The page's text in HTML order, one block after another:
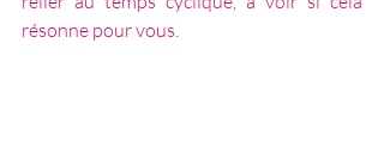
résonne pour vous.